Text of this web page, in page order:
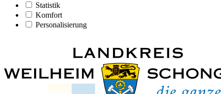
Statistik
Komfort
Personalisierung